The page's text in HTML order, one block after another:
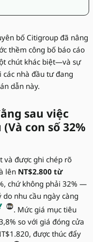
bố Citigroup đã nâng
thềm công bố báo cáo
chút khác biệt—và sự
nhà đầu tư đang
dẫn này.
sau việc
con số 32%
và được ghi chép rõ
lên NT$2.800 từ
chứ không phải 32% —
do nhu cầu ngày càng
. Mức giá mục tiêu
so với giá đóng cửa
được thúc đẩy